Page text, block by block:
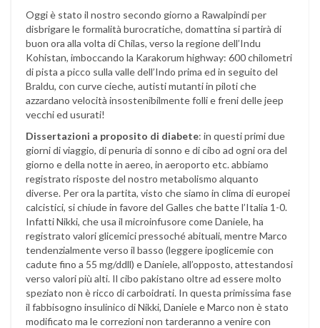
Oggi è stato il nostro secondo giorno a Rawalpindi per
disbrigare le formalità burocratiche, domattina si partirà di
buon ora alla volta di Chilas, verso la regione dell’Indu
Kohistan, imboccando la Karakorum highway: 600 chilometri
di pista a picco sulla valle dell’Indo prima ed in seguito del
Braldu, con curve cieche, autisti mutanti in piloti che
azzardano velocità insostenibilmente folli e freni delle jeep
vecchi ed usurati!
Dissertazioni a proposito di diabete: in questi primi due
giorni di viaggio, di penuria di sonno e di cibo ad ogni ora del
giorno e della notte in aereo, in aeroporto etc. abbiamo
registrato risposte del nostro metabolismo alquanto
diverse. Per ora la partita, visto che siamo in clima di europei
calcistici, si chiude in favore del Galles che batte l’Italia 1-0.
Infatti Nikki, che usa il microinfusore come Daniele, ha
registrato valori glicemici pressoché abituali, mentre Marco
tendenzialmente verso il basso (leggere ipoglicemie con
cadute fino a 55 mg/ddll) e Daniele, all’opposto, attestandosi
verso valori più alti. Il cibo pakistano oltre ad essere molto
speziato non è ricco di carboidrati. In questa primissima fase
il fabbisogno insulinico di Nikki, Daniele e Marco non è stato
modificato ma le correzioni non tarderanno a venire con